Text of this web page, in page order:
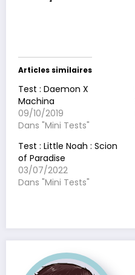
Articles similaires
Test : Daemon X
Machina
09/10/2019
Dans "Mini Tests"
Test : Little Noah : Scion
of Paradise
03/07/2022
Dans "Mini Tests"